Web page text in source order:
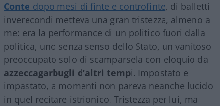
Conte dopo mesi di finte e controfinte, di balletti
inverecondi metteva una gran tristezza, almeno a
me: era la performance di un politico fuori dalla
politica, uno senza senso dello Stato, un vanitoso
preoccupato solo di scamparsela con eloquio da
azzeccagarbugli d’altri tempi. Impostato e
impastato, a momenti non pareva neanche lucido
in quel recitare istrionico. Tristezza per lui, ma